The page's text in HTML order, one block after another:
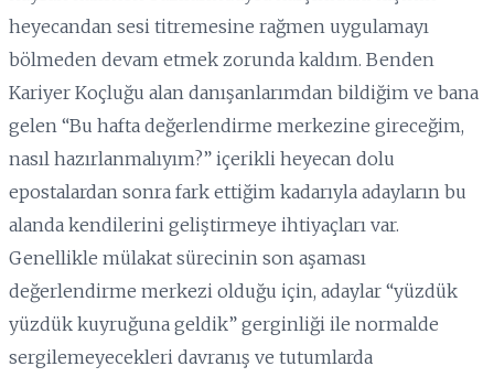
heyecandan sesi titremesine rağmen uygulamayı
bölmeden devam etmek zorunda kaldım. Benden
Kariyer Koçluğu alan danışanlarımdan bildiğim ve bana
gelen “Bu hafta değerlendirme merkezine gireceğim,
nasıl hazırlanmalıyım?” içerikli heyecan dolu
epostalardan sonra fark ettiğim kadarıyla adayların bu
alanda kendilerini geliştirmeye ihtiyaçları var.
Genellikle mülakat sürecinin son aşaması
değerlendirme merkezi olduğu için, adaylar “yüzdük
yüzdük kuyruğuna geldik” gerginliği ile normalde
sergilemeyecekleri davranış ve tutumlarda